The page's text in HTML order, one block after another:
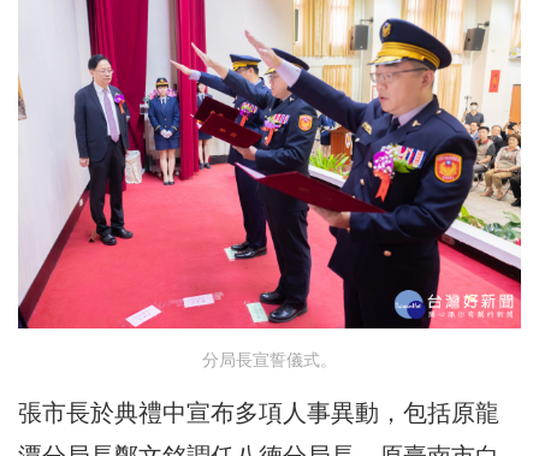
分局長宣誓儀式。
張市長於典禮中宣布多項人事異動，包括原龍